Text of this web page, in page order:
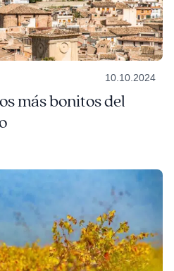
10.10.2024
más bonitos del